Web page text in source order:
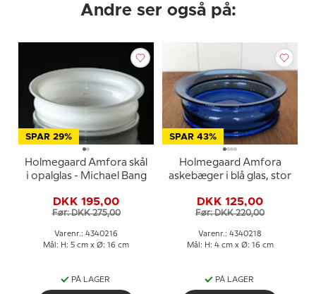
Andre ser også på:
SPAR 29%
Holmegaard Amfora skål
i opalglas - Michael Bang
DKK 195,00
Før: DKK 275,00
Varenr.: 4340216
Mål: H: 5 cm x Ø: 16 cm
PÅ LAGER
SPAR 43%
Holmegaard Amfora
askebæger i blå glas, stor
DKK 125,00
Før: DKK 220,00
Varenr.: 4340218
Mål: H: 4 cm x Ø: 16 cm
PÅ LAGER